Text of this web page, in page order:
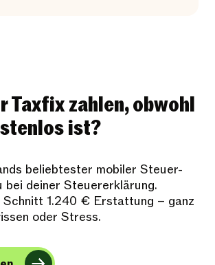
Taxfix zahlen, obwohl
ist?
beliebtester mobiler Steuer-
bei deiner Steuererklärung.
Schnitt 1.240 € Erstattung – ganz
oder Stress.